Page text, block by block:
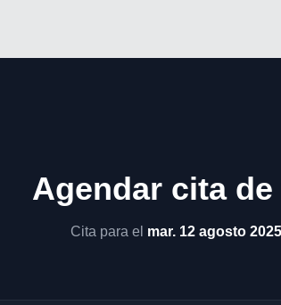
Agendar cita
Cita para el mar. 12 agosto